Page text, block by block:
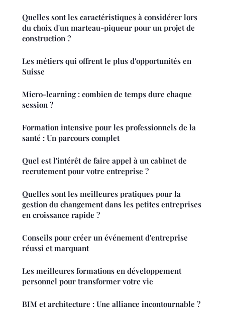
Quelles sont les caractéristiques à considérer lors
du choix d'un marteau-piqueur pour un projet de
construction ?
Les métiers qui offrent le plus d'opportunités en
Suisse
Micro-learning : combien de temps dure chaque
session ?
Formation intensive pour les professionnels de la
santé : Un parcours complet
Quel est l'intérêt de faire appel à un cabinet de
recrutement pour votre entreprise ?
Quelles sont les meilleures pratiques pour la
gestion du changement dans les petites entreprises
en croissance rapide ?
Conseils pour créer un événement d'entreprise
réussi et marquant
Les meilleures formations en développement
personnel pour transformer votre vie
BIM et architecture : Une alliance incontournable ?